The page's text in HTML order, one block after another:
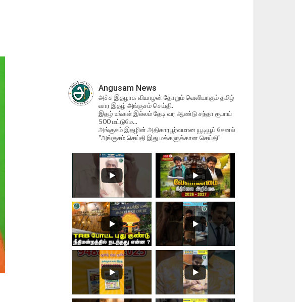
Angusam News
அச்சு இதழாக வியாழன் தோறும் வெளியாகும் தமிழ்
வார இதழ் அங்குசம் செய்தி.
இதழ் உங்கள் இல்லம் தேடி வர ஆண்டு சந்தா ரூபாய்
500 மட்டுமே...
அங்குசம் இதழின் அதிகாரபூர்வமான யூடியூப் சேனல்
"அங்குசம் செய்தி இது மக்களுக்கான செய்தி"